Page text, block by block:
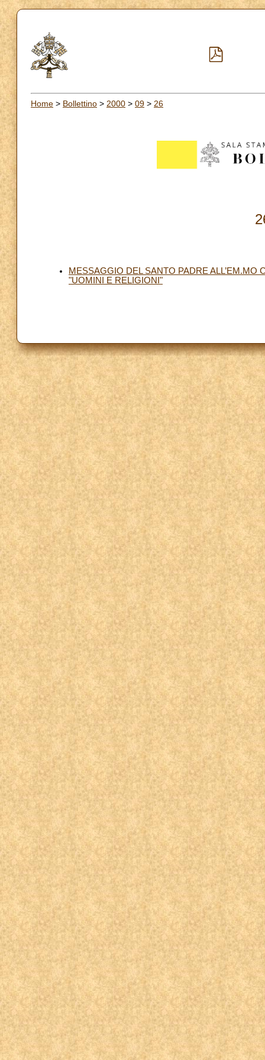
Home > Bollettino > 2000 > 09 > 26
MESSAGGIO DEL SANTO PADRE
"UOMINI E RELIGIONI"